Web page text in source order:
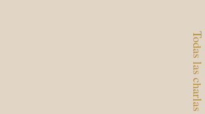
Todas las charlas +